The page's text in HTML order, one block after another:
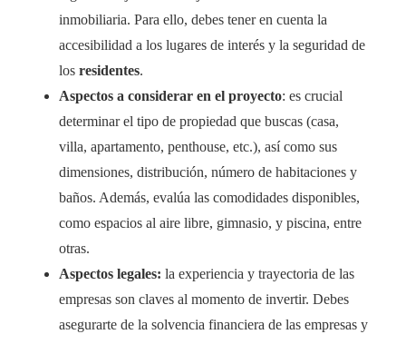
inmobiliaria. Para ello, debes tener en cuenta la
accesibilidad a los lugares de interés y la seguridad de
los residentes.
Aspectos a considerar en el proyecto: es crucial
determinar el tipo de propiedad que buscas (casa,
villa, apartamento, penthouse, etc.), así como sus
dimensiones, distribución, número de habitaciones y
baños. Además, evalúa las comodidades disponibles,
como espacios al aire libre, gimnasio, y piscina, entre
otras.
Aspectos legales: la experiencia y trayectoria de las
empresas son claves al momento de invertir. Debes
asegurarte de la solvencia financiera de las empresas y